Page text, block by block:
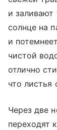
и
солнце на
и
чистой
отлично
что листья
Через две
переходят